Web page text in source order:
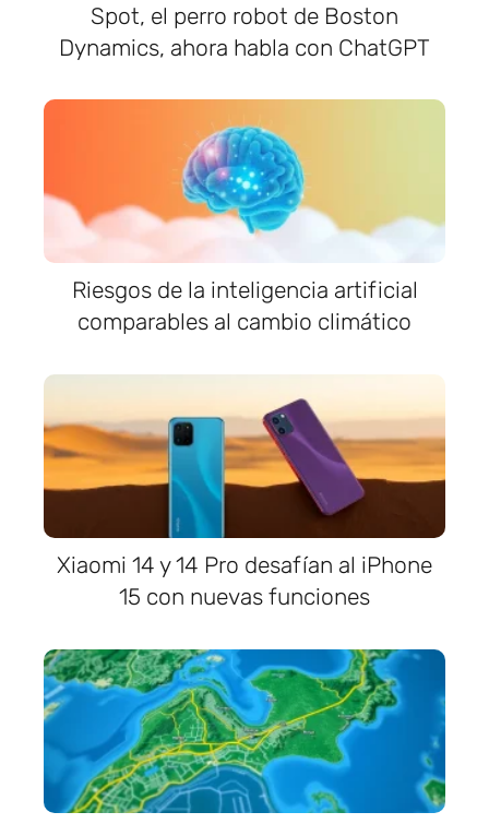
Spot, el perro robot de Boston
Dynamics, ahora habla con ChatGPT
Riesgos de la inteligencia artificial
comparables al cambio climático
Xiaomi 14 y 14 Pro desafían al iPhone
15 con nuevas funciones